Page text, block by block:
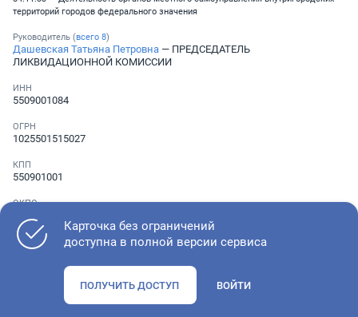
территорий городов федерального значения
Руководитель (всего 8)
Дашевская Татьяна Петровна — ПРЕДСЕДАТЕЛЬ
ЛИКВИДАЦИОННОЙ КОМИССИИ
ИНН
5509001084
ОГРН
1025501515027
КПП
550901001
ОКПО
Телефон
Не указан
Карточка без ограничений
доступна в полной версии сервиса
ПОЛУЧИТЬ ДОСТУП ВОЙТИ